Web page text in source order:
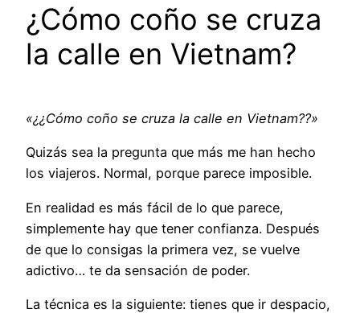
¿Cómo coño se cruza
la calle en Vietnam?
«¿¿Cómo coño se cruza la calle en Vietnam??»
Quizás sea la pregunta que más me han hecho
los viajeros. Normal, porque parece imposible.
En realidad es más fácil de lo que parece,
simplemente hay que tener confianza. Después
de que lo consigas la primera vez, se vuelve
adictivo… te da sensación de poder.
La técnica es la siguiente: tienes que ir despacio,